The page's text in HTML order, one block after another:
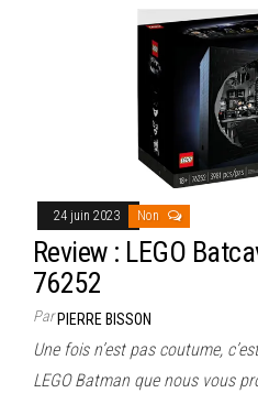
24 juin 2023 Non
Review : LEGO
76252
ParPIERRE BISSON
Une fois n’est pas coutume,
LEGO Batman que nous vous